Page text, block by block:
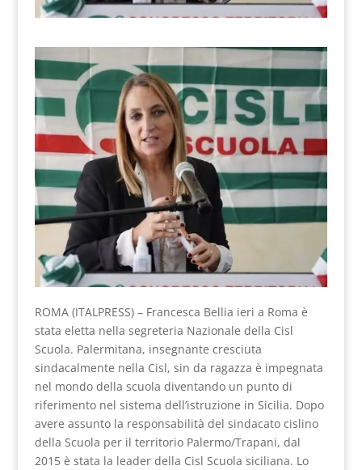
ROMA (ITALPRESS) – Francesca Bellia ieri a Roma è
stata eletta nella segreteria Nazionale della Cisl
Scuola. Palermitana, insegnante cresciuta
sindacalmente nella Cisl, sin da ragazza è impegnata
nel mondo della scuola diventando un punto di
riferimento nel sistema dell’istruzione in Sicilia. Dopo
avere assunto la responsabilità del sindacato cislino
della Scuola per il territorio Palermo/Trapani, dal
2015 è stata la leader della Cisl Scuola siciliana. Lo